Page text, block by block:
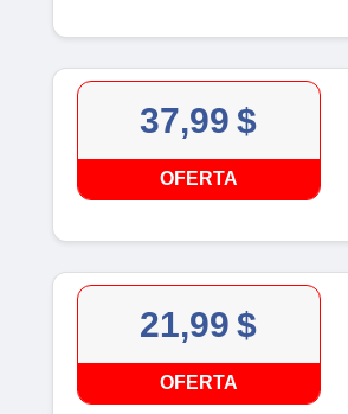
37,99 $
OFERTA
21,99 $
OFERTA